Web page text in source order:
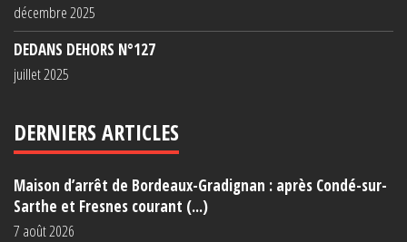
décembre 2025
DEDANS DEHORS N°127
juillet 2025
DERNIERS ARTICLES
Maison d’arrêt de Bordeaux-Gradignan : après Condé-sur-
Sarthe et Fresnes courant (...)
7 août 2026